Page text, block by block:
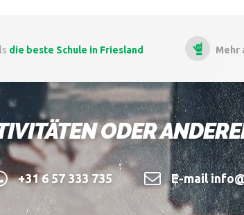
Mehr als13 Jahre Erfahrung im In-
ODER
+31 6 57 333 735 E-mail